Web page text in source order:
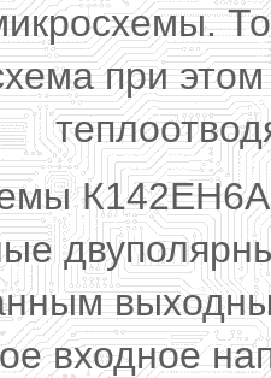
при
входное